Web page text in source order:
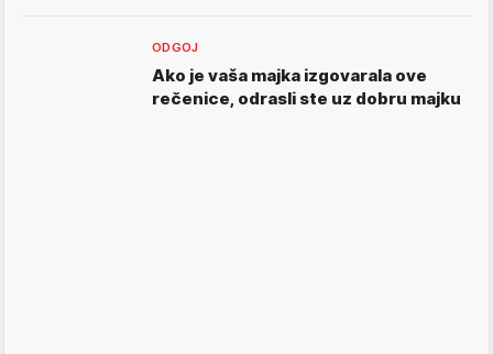
ODGOJ
Ako je vaša majka izgovarala ove
rečenice, odrasli ste uz dobru majku